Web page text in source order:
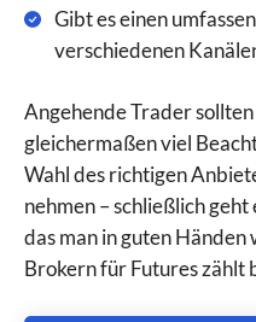
Gibt es einen
verschiedenen
Angehende Trader
gleichermaßen viel
Wahl des richtigen
nehmen – schließlich geht
das man in guten Händen
Brokern für Futures zählt